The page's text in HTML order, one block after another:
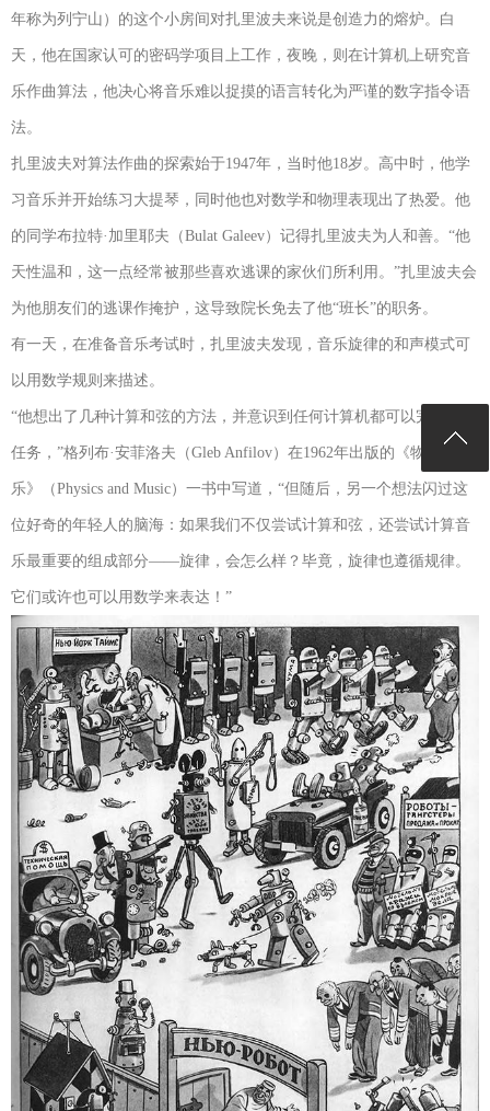
年称为列宁山）的这个小房间对扎里波夫来说是创造力的熔炉。白
天，他在国家认可的密码学项目上工作，夜晚，则在计算机上研究音
乐作曲算法，他决心将音乐难以捉摸的语言转化为严谨的数字指令语
法。
扎里波夫对算法作曲的探索始于1947年，当时他18岁。高中时，他学
习音乐并开始练习大提琴，同时他也对数学和物理表现出了热爱。他
的同学布拉特·加里耶夫（Bulat Galeev）记得扎里波夫为人和善。“他
天性温和，这一点经常被那些喜欢逃课的家伙们所利用。”扎里波夫会
为他朋友们的逃课作掩护，这导致院长免去了他“班长”的职务。
有一天，在准备音乐考试时，扎里波夫发现，音乐旋律的和声模式可
以用数学规则来描述。
“他想出了几种计算和弦的方法，并意识到任何计算机都可以完成这项
任务，”格列布·安菲洛夫（Gleb Anfilov）在1962年出版的《物理与音
乐》（Physics and Music）一书中写道，“但随后，另一个想法闪过这
位好奇的年轻人的脑海：如果我们不仅尝试计算和弦，还尝试计算音
乐最重要的组成部分——旋律，会怎么样？毕竟，旋律也遵循规律。
它们或许也可以用数学来表达！”